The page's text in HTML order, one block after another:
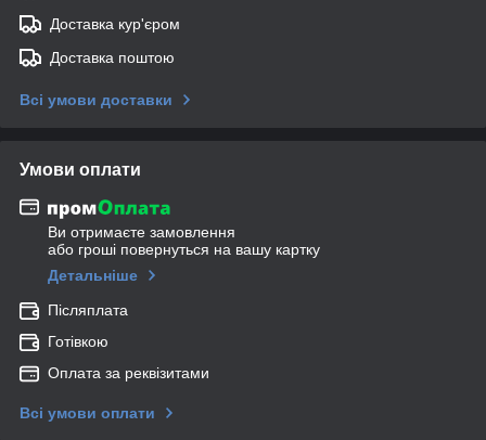
Доставка кур'єром
Доставка поштою
Всі умови доставки
Умови оплати
Ви отримаєте замовлення
або гроші повернуться на вашу картку
Детальніше
Післяплата
Готівкою
Оплата за реквізитами
Всі умови оплати